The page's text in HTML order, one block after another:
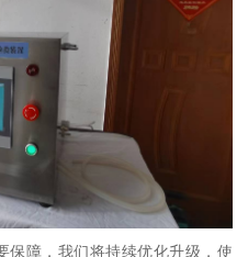
保障，我们将持续优化升级，使